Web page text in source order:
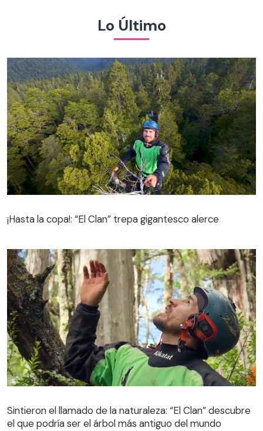
Lo Último
¡Hasta la copa!: “El Clan” trepa gigantesco alerce
el que podría ser el árbol más antiguo del mundo
Sintieron el llamado de la naturaleza: “El Clan” descubre
el que podría ser el árbol más antiguo del mundo